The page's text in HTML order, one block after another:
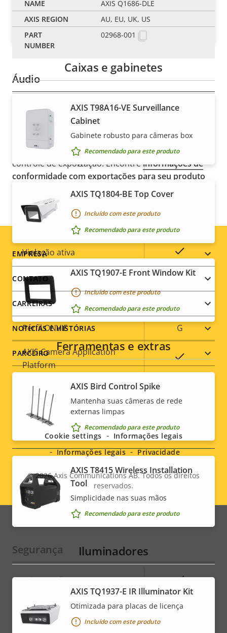
H.265
AV1
Áudio
Descrição
propriedade
Suporte a áudio
Áudio bidirecional Sim
Integração de sistemas
Descrição
propriedade
Valor da
propriedade
Detecção de áudio
Violação ativa
Entradas/saídas de alarme 4
Conectores seriais
Perfil ONVIF G
AXIS Camera Application
Platform
Sim
Detecção de movimento por
vídeo
Rede
da
propriedade
Valor da
propriedade
Power over Ethernet
Classe de PoE
Comunicação sem fio –
Segurança
Descrição
propriedade
Valor da
propriedade
Criptografia HTTPS Sim
IEEE 802.1X
Cartão microSDXC™ de alta resistência
Recomendado para este produto
Caixas e gabinetes
AXIS T98A16-VE Surveillance
Cabinet
Gabinete robusto para câmeras box
Recomendado para este produto
AXIS TQ1804-BE Top Cover
Incluído com este produto
Recomendado para este produto
AXIS TQ1907-E Front Window Kit
Incluído com este produto
Recomendado para este produto
Ferramentas e extras
AXIS Bird Control Spike
Mantenha suas câmeras de rede
externas limpas
Recomendado para este produto
AXIS T8415 Wireless Installation
Tool
Simplicidade nas suas mãos
Recomendado para este produto
Iluminadores
AXIS TQ1937-E IR Illuminator Kit
Otimizada para placas de licença
Incluído com este produto
AXIS Q1686-DLE
AU, EU, UK, US
02968-001
OBSERVAÇÃO
Os produtos da Axis podem estar sujeitos às
regulamentações de controle de exportação dos
EUA e da UE, entre outras legislações nacionais de
controle de exportação. Encontreinformações de
conformidade com exportações para seu produto
Footer
menu
EMPRESA
CONTATO
CARREIRAS
NOTÍCIAS E HISTÓRIAS
PARCEIRO
Social
menu
Legal
© 2026Axis Communications AB. Todos os direitos
reservados.
Cookie settings
Informações legais
Informações legais
Privacidade